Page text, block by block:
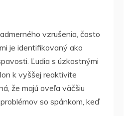
vzrušenia, často
je identifikovaný ako
Ľudia s úzkostnými
k vyššej reaktivite
že majú oveľa väčšiu
so spánkom, keď